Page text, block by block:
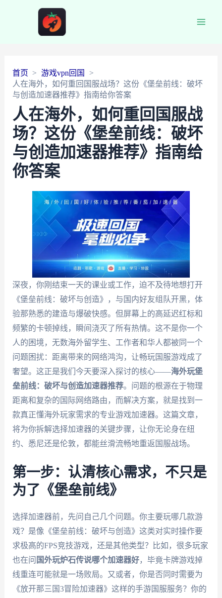
首页
游戏vpn回国
人在海外，如何重回国服战场？这份《堡垒前线：破坏
与创造加速器推荐》指南给你答案
人在海外，如何重回国服战
场？这份《堡垒前线：破坏
与创造加速器推荐》指南给
你答案
深夜，你刚结束一天的课业或工作，迫不及待地想打开
《堡垒前线：破坏与创造》，与国内好友组队开黑，体
验那熟悉的建造与爆破快感。但屏幕上的高延迟红标和
频繁的卡顿掉线，瞬间浇灭了所有热情。这不是你一个
人的困境，无数海外留学生、工作者和华人都被同一个
问题困扰：距离带来的网络鸿沟，让畅玩国服游戏成了
奢望。这正是我们今天要深入探讨的核心——海外玩堡
垒前线：破坏与创造加速器推荐。问题的根源在于物理
距离和复杂的国际网络路由，而解决方案，就是找到一
款真正懂海外玩家需求的专业游戏加速器。这篇文章，
将为你拆解选择加速器的关键步骤，让你无论身在纽
约、悉尼还是伦敦，都能丝滑流畅地重返国服战场。
第一步：认清核心需求，不只是
为了《堡垒前线》
选择加速器前，先问自己几个问题。你主要玩哪几款游
戏？是像《堡垒前线：破坏与创造》这类对实时操作要
求极高的FPS竞技游戏，还是其他类型？比如，很多玩家
也在问 国外玩炉石传说哪个加速器好，毕竟卡牌游戏掉
线重连可能就是一场败局。又或者，你是否同时需要为
《放开那三国3冒险加速器》这样的手游国服服务？你的